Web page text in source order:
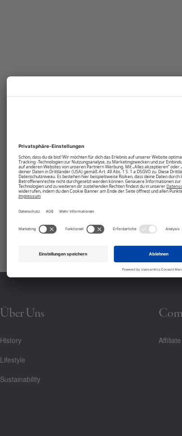
Über Uns
History
Lifestyle
Sustainability